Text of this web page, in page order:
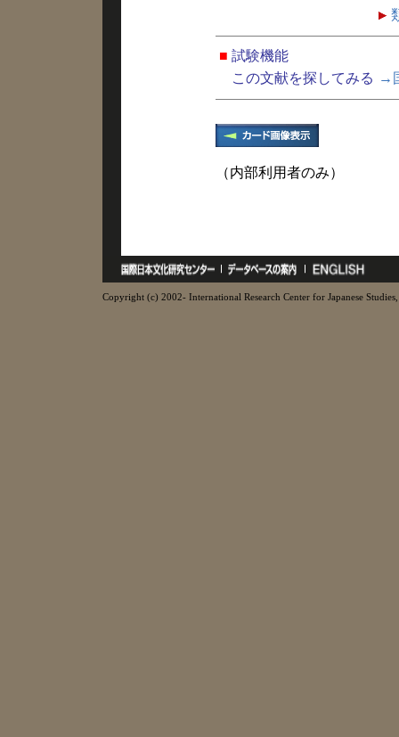
■ 試験機能
この文献を探してみる →
（内部利用者のみ）
Copyright (c) 2002- International Research Center for Japanese